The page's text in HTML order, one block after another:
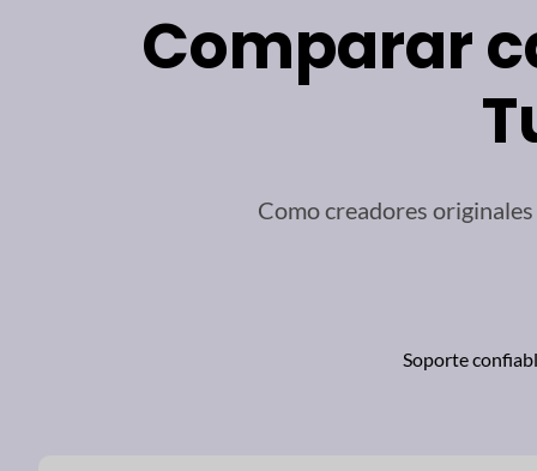
Comparar
Como creadores
Soporte